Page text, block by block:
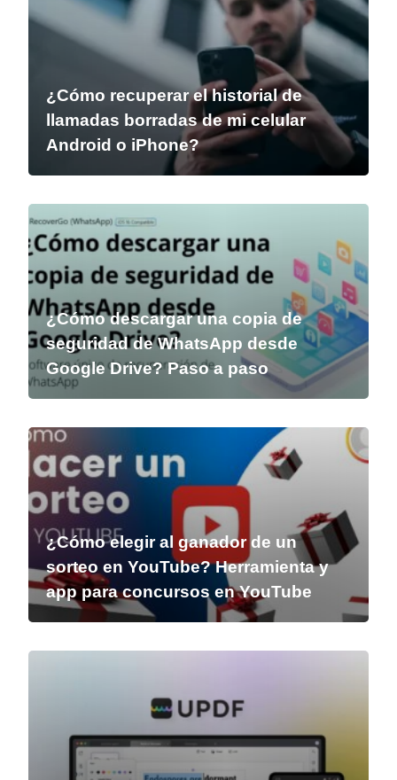
¿Cómo recuperar el historial de
llamadas borradas de mi celular
Android o iPhone?
¿Cómo descargar una copia de
seguridad de WhatsApp desde
Google Drive? Paso a paso
¿Cómo elegir al ganador de un
sorteo en YouTube? Herramienta y
app para concursos en YouTube